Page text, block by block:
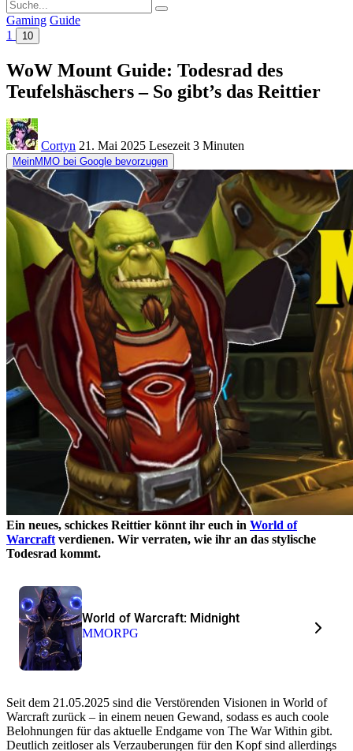
Suche
nach:
Gaming Guide
1
10
WoW Mount Guide: Todesrad des
Teufelshäschers – So gibt’s das Reittier
Cortyn 21. Mai 2025 Lesezeit 3 Minuten
MeinMMO bei Google bevorzugen
Ein neues, schickes Reittier könnt ihr euch in World of
Warcraft verdienen. Wir verraten, wie ihr an das stylische
Todesrad kommt.
World of Warcraft: Midnight
MMORPG
Seit dem 21.05.2025 sind die Verstörenden Visionen in World of
Warcraft zurück – in einem neuen Gewand, sodass es auch coole
Belohnungen für das aktuelle Endgame von The War Within gibt.
Deutlich zeitloser als Verzauberungen für den Kopf sind allerdings